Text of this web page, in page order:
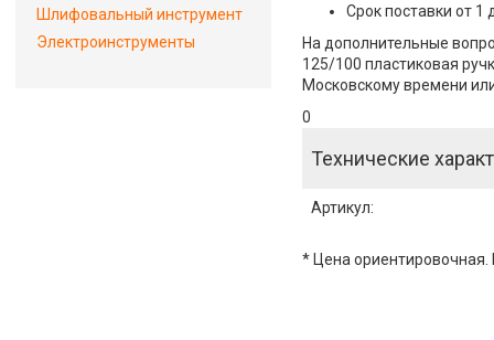
Срок поставки от 1
На дополнительные
125/100 пластиковая
Московскому времени
0
Технические
Артикул:
* Цена ориентировочная.
Шлифовальный инструмент
Электроинструменты